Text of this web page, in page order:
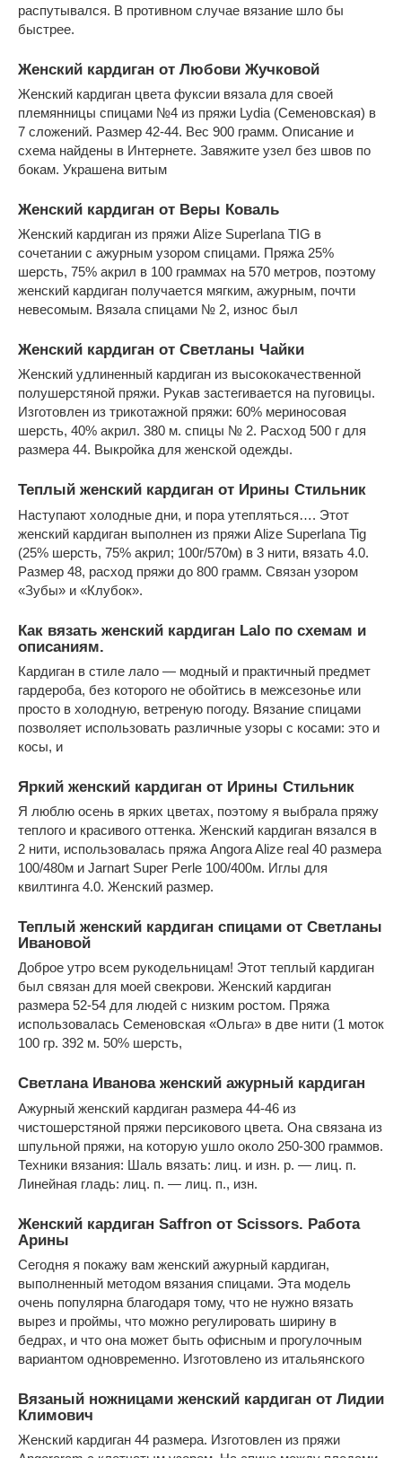
распутывался. В противном случае вязание шло бы
быстрее.
Женский кардиган от Любови Жучковой
Женский кардиган цвета фуксии вязала для своей
племянницы спицами №4 из пряжи Lydia (Семеновская) в
7 сложений. Размер 42-44. Вес 900 грамм. Описание и
схема найдены в Интернете. Завяжите узел без швов по
бокам. Украшена витым
Женский кардиган от Веры Коваль
Женский кардиган из пряжи Alize Superlana TIG в
сочетании с ажурным узором спицами. Пряжа 25%
шерсть, 75% акрил в 100 граммах на 570 метров, поэтому
женский кардиган получается мягким, ажурным, почти
невесомым. Вязала спицами № 2, износ был
Женский кардиган от Светланы Чайки
Женский удлиненный кардиган из высококачественной
полушерстяной пряжи. Рукав застегивается на пуговицы.
Изготовлен из трикотажной пряжи: 60% мериносовая
шерсть, 40% акрил. 380 м. спицы № 2. Расход 500 г для
размера 44. Выкройка для женской одежды.
Теплый женский кардиган от Ирины Стильник
Наступают холодные дни, и пора утепляться…. Этот
женский кардиган выполнен из пряжи Alize Superlana Tig
(25% шерсть, 75% акрил; 100г/570м) в 3 нити, вязать 4.0.
Размер 48, расход пряжи до 800 грамм. Связан узором
«Зубы» и «Клубок».
Как вязать женский кардиган Lalo по схемам и
описаниям.
Кардиган в стиле лало — модный и практичный предмет
гардероба, без которого не обойтись в межсезонье или
просто в холодную, ветреную погоду. Вязание спицами
позволяет использовать различные узоры с косами: это и
косы, и
Яркий женский кардиган от Ирины Стильник
Я люблю осень в ярких цветах, поэтому я выбрала пряжу
теплого и красивого оттенка. Женский кардиган вязался в
2 нити, использовалась пряжа Angora Alize real 40 размера
100/480м и Jarnart Super Perle 100/400м. Иглы для
квилтинга 4.0. Женский размер.
Теплый женский кардиган спицами от Светланы
Ивановой
Доброе утро всем рукодельницам! Этот теплый кардиган
был связан для моей свекрови. Женский кардиган
размера 52-54 для людей с низким ростом. Пряжа
использовалась Семеновская «Ольга» в две нити (1 моток
100 гр. 392 м. 50% шерсть,
Светлана Иванова женский ажурный кардиган
Ажурный женский кардиган размера 44-46 из
чистошерстяной пряжи персикового цвета. Она связана из
шпульной пряжи, на которую ушло около 250-300 граммов.
Техники вязания: Шаль вязать: лиц. и изн. р. — лиц. п.
Линейная гладь: лиц. п. — лиц. п., изн.
Женский кардиган Saffron от Scissors. Работа
Арины
Сегодня я покажу вам женский ажурный кардиган,
выполненный методом вязания спицами. Эта модель
очень популярна благодаря тому, что не нужно вязать
вырез и проймы, что можно регулировать ширину в
бедрах, и что она может быть офисным и прогулочным
вариантом одновременно. Изготовлено из итальянского
Вязаный ножницами женский кардиган от Лидии
Климович
Женский кардиган 44 размера. Изготовлен из пряжи